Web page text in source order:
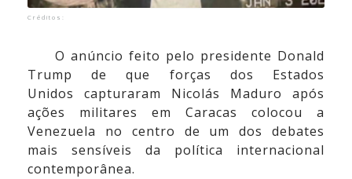
Créditos:
O anúncio feito pelo presidente Donald
Trump de que forças dos Estados
Unidos capturaram Nicolás Maduro após
ações militares em Caracas colocou a
Venezuela no centro de um dos debates
mais sensíveis da política internacional
contemporânea.